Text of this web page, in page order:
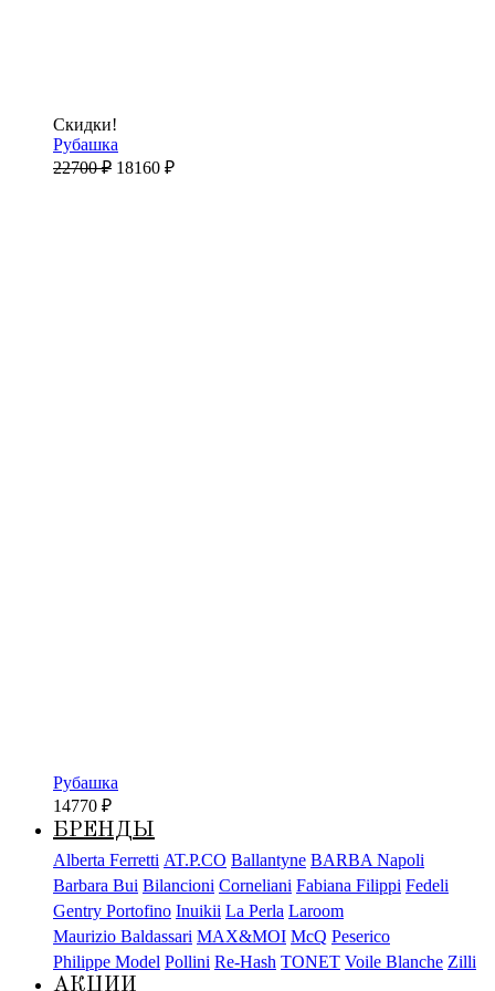
Скидки!
Рубашка
22700₽ 18160 ₽
Рубашка
14770 ₽
БРЕНДЫ
Alberta Ferretti AT.P.CO Ballantyne BARBA Napoli
Barbara Bui Bilancioni Corneliani Fabiana Filippi Fedeli
Gentry Portofino Inuikii La Perla Laroom
Maurizio Baldassari MAX&MOI McQ Peserico
Philippe Model Pollini Re-Hash TONET Voile Blanche Zilli
АКЦИИ